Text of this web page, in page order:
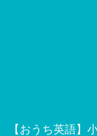
【おうち英語】